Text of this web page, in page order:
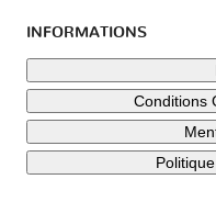
INFORMATIONS
Conditions